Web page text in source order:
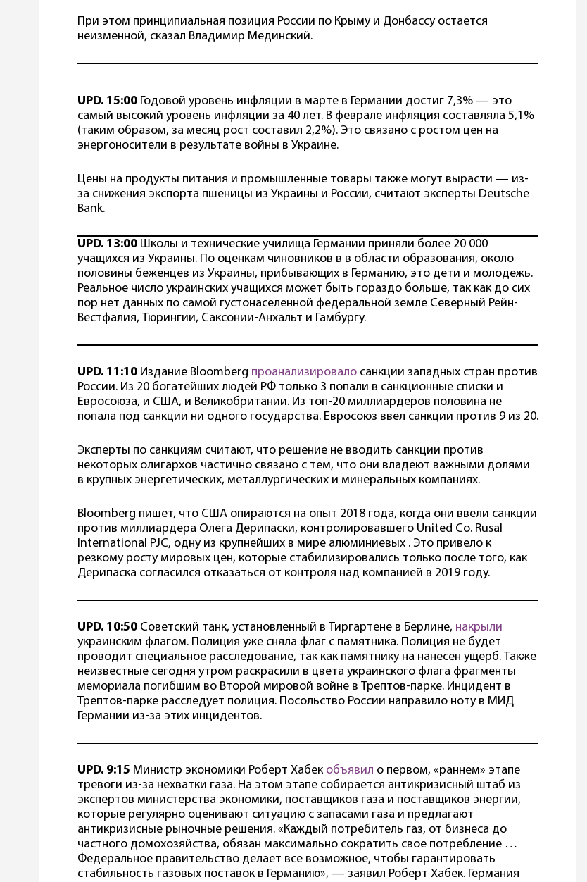
При этом принципиальная позиция России по Крыму и Донбассу остается
неизменной, сказал Владимир Мединский.
UPD. 15:00 Годовой уровень инфляции в марте в Германии достиг 7,3% — это
самый высокий уровень инфляции за 40 лет. В феврале инфляция составляла 5,1%
(таким образом, за месяц рост составил 2,2%). Это связано с ростом цен на
энергоносители в результате войны в Украине.
Цены на продукты питания и промышленные товары также могут вырасти — из-
за снижения экспорта пшеницы из Украины и России, считают эксперты Deutsche
Bank.
UPD. 13:00 Школы и технические училища Германии приняли более 20 000
учащихся из Украины. По оценкам чиновников в в области образования, около
половины беженцев из Украины, прибывающих в Германию, это дети и молодежь.
Реальное число украинских учащихся может быть гораздо больше, так как до сих
пор нет данных по самой густонаселенной федеральной земле Северный Рейн-
Вестфалия, Тюрингии, Саксонии-Анхальт и Гамбургу.
UPD. 11:10 Издание Bloomberg проанализировало санкции западных стран против
России. Из 20 богатейших людей РФ только 3 попали в санкционные списки и
Евросоюза, и США, и Великобритании. Из топ-20 миллиардеров половина не
попала под санкции ни одного государства. Евросоюз ввел санкции против 9 из 20.
Эксперты по санкциям считают, что решение не вводить санкции против
некоторых олигархов частично связано с тем, что они владеют важными долями
в крупных энергетических, металлургических и минеральных компаниях.
Bloomberg пишет, что США опираются на опыт 2018 года, когда они ввели санкции
против миллиардера Олега Дерипаски, контролировавшего United Co. Rusal
International PJC, одну из крупнейших в мире алюминиевых . Это привело к
резкому росту мировых цен, которые стабилизировались только после того, как
Дерипаска согласился отказаться от контроля над компанией в 2019 году.
UPD. 10:50 Советский танк, установленный в Тиргартене в Берлине, накрыли
украинским флагом. Полиция уже сняла флаг с памятника. Полиция не будет
проводит специальное расследование, так как памятнику на нанесен ущерб. Также
неизвестные сегодня утром раскрасили в цвета украинского флага фрагменты
мемориала погибшим во Второй мировой войне в Трептов-парке. Инцидент в
Трептов-парке расследует полиция. Посольство России направило ноту в МИД
Германии из-за этих инцидентов.
UPD. 9:15 Министр экономики Роберт Хабек объявил о первом, «раннем» этапе
тревоги из-за нехватки газа. На этом этапе собирается антикризисный штаб из
экспертов министерства экономики, поставщиков газа и поставщиков энергии,
которые регулярно оценивают ситуацию с запасами газа и предлагают
антикризисные рыночные решения. «Каждый потребитель газ, от бизнеса до
частного домохозяйства, обязан максимально сократить свое потребление …
Федеральное правительство делает все возможное, чтобы гарантировать
стабильность газовых поставок в Германию», — заявил Роберт Хабек. Германия